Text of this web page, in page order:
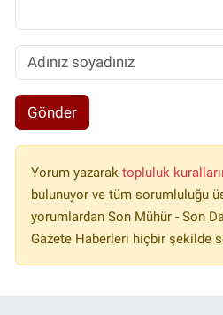
Gönder
Yorum yazarak topluluk
bulunuyor ve tüm sorumluluğu
yorumlardan Son Mühür - Son
Gazete Haberleri hiçbir şekilde